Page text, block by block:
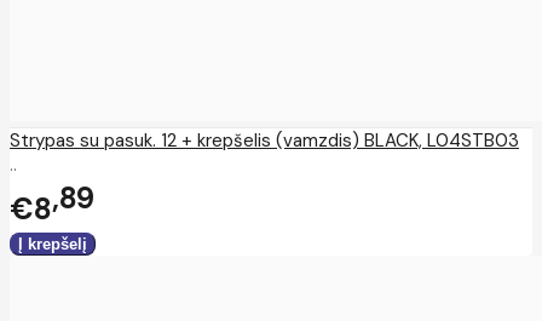
Strypas su pasuk. 12 + krepšelis (vamzdis) BLACK, L04STB03
..
€8 89